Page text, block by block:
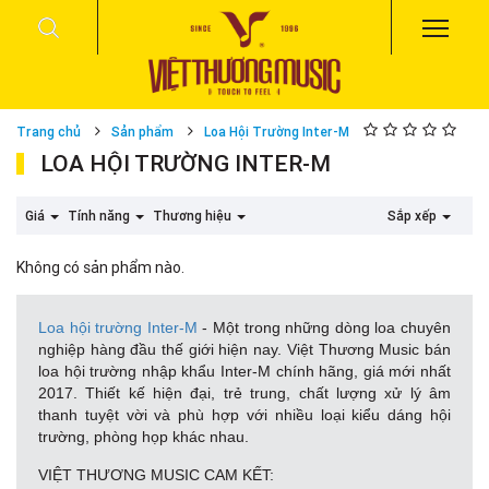
Trang chủ Sản phẩm Loa Hội Trường Inter-M
LOA HỘI TRƯỜNG INTER-M
Giá Tính năng Thương hiệu Sắp xếp
Không có sản phẩm nào.
Loa hội trường Inter-M - Một trong những dòng loa chuyên
nghiệp hàng đầu thế giới hiện nay. Việt Thương Music bán
loa hội trường nhập khẩu Inter-M chính hãng, giá mới nhất
2017. Thiết kế hiện đại, trẻ trung, chất lượng xử lý âm
thanh tuyệt vời và phù hợp với nhiều loại kiểu dáng hội
trường, phòng họp khác nhau.
VIỆT THƯƠNG MUSIC CAM KẾT: